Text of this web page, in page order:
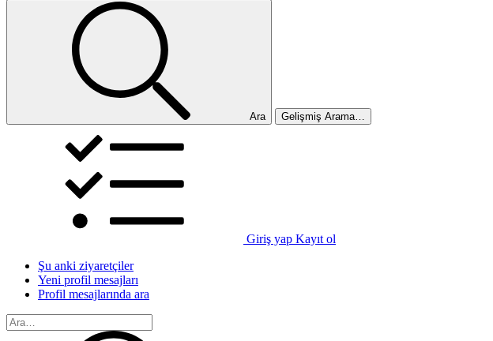
Ara Gelişmiş Arama…
Giriş yap Kayıt ol
Şu anki ziyaretçiler
Yeni profil mesajları
Profil mesajlarında ara